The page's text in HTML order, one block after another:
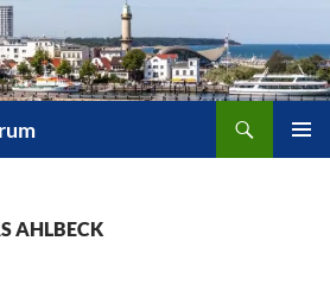
AHLBECK